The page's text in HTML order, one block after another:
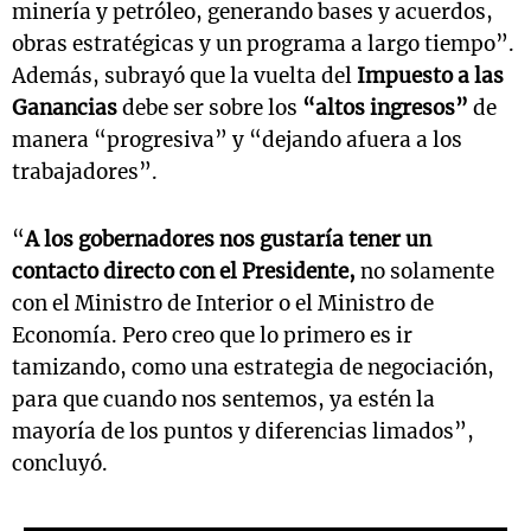
minería y petróleo, generando bases y acuerdos,
obras estratégicas y un programa a largo tiempo”.
Además, subrayó que la vuelta del Impuesto a las
Gananciasdebe ser sobre los “altos ingresos” de
manera “progresiva” y “dejando afuera a los
trabajadores”.
“A los gobernadores nos gustaría tener un
contacto directo con el Presidente, no solamente
con el Ministro de Interior o el Ministro de
Economía. Pero creo que lo primero es ir
tamizando, como una estrategia de negociación,
para que cuando nos sentemos, ya estén la
mayoría de los puntos y diferencias limados”,
concluyó.